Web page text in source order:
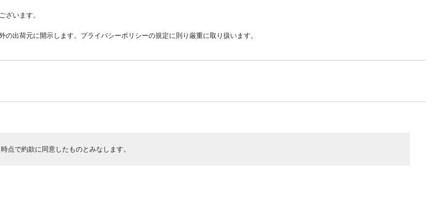
ざいます。
出荷元に開示します。プライバシーポリシーの規定に則り厳重に取り扱います。
点で約款に同意したものとみなします。